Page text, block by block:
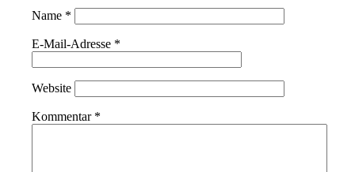
Name *
E-Mail-Adresse *
Website
Kommentar *